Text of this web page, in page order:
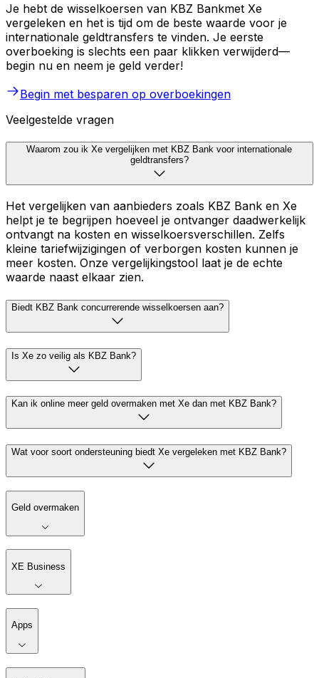
Je hebt de wisselkoersen van KBZ Bankmet Xe
vergeleken en het is tijd om de beste waarde voor je
internationale geldtransfers te vinden. Je eerste
overboeking is slechts een paar klikken verwijderd—
begin nu en neem je geld verder!
Begin met besparen op overboekingen
Veelgestelde vragen
Waarom zou ik Xe vergelijken met KBZ Bank voor internationale
geldtransfers?
Het vergelijken van aanbieders zoals KBZ Bank en Xe
helpt je te begrijpen hoeveel je ontvanger daadwerkelijk
ontvangt na kosten en wisselkoersverschillen. Zelfs
kleine tariefwijzigingen of verborgen kosten kunnen je
meer kosten. Onze vergelijkingstool laat je de echte
waarde naast elkaar zien.
Biedt KBZ Bank concurrerende wisselkoersen aan?
Is Xe zo veilig als KBZ Bank?
Kan ik online meer geld overmaken met Xe dan met KBZ Bank?
Wat voor soort ondersteuning biedt Xe vergeleken met KBZ Bank?
Geld overmaken
XE Business
Apps